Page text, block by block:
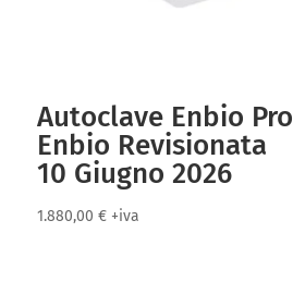
Autoclave Enbio Pro
Enbio Revisionata
10 Giugno 2026
1.880,00€ +iva